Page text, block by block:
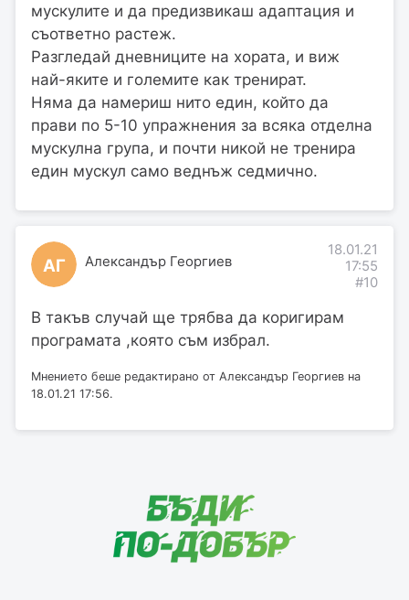
мускулите и да предизвикаш адаптация и
съответно растеж.
Разгледай дневниците на хората, и виж
най-яките и големите как тренират.
Няма да намериш нито един, който да
прави по 5-10 упражнения за всяка отделна
мускулна група, и почти никой не тренира
един мускул само веднъж седмично.
АГ Александър Георгиев
18.01.21
17:55
#10
В такъв случай ще трябва да коригирам
програмата ,която съм избрал.
Мнението беше редактирано от Александър Георгиев на
18.01.21 17:56.